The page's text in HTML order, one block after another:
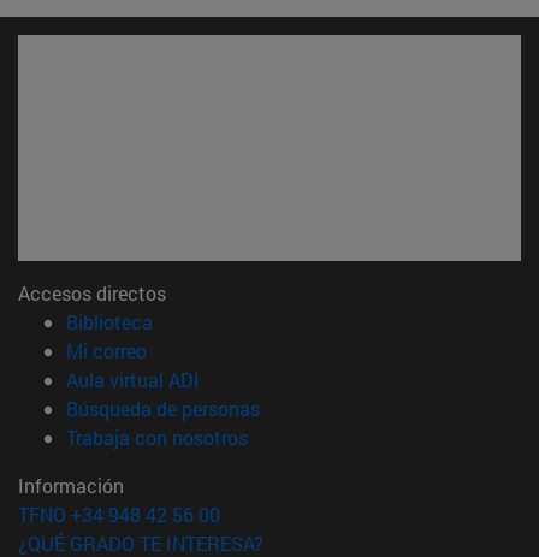
Accesos directos
Biblioteca
Mi correo(abre en nueva ventana)
Aula virtual ADI
Búsqueda de personas(abre en nueva ventana)
Trabaja con nosotros(abre en nueva ventana)
Información
TFNO +34 948 42 56 00
¿QUÉ GRADO TE INTERESA?